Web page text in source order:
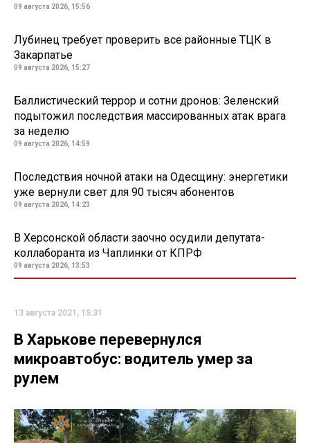
09 августа 2026, 15:56
Лубинец требует проверить все районные ТЦК в
Закарпатье
09 августа 2026, 15:27
Баллистический террор и сотни дронов: Зеленский
подытожил последствия массированных атак врага
за неделю
09 августа 2026, 14:59
Последствия ночной атаки на Одесщину: энергетики
уже вернули свет для 90 тысяч абонентов
09 августа 2026, 14:23
В Херсонской области заочно осудили депутата-
коллаборанта из Чаплинки от КПРФ
09 августа 2026, 13:53
13 августа 2021, 15:31
В Харькове перевернулся
микроавтобус: водитель умер за
рулем